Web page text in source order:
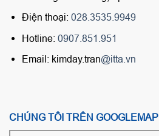
Điện thoại: 028.3535.9949
Hotline: 0907.851.951
Email: kimday.tran@itta.vn
CHÚNG TÔI TRÊN GOOGLEMAP